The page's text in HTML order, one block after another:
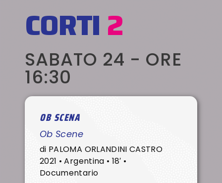
CORTI 2
SABATO 24 - ORE
16:30
OB SCENA
Ob Scene
di PALOMA ORLANDINI CASTRO
2021 • Argentina • 18′ •
Documentario